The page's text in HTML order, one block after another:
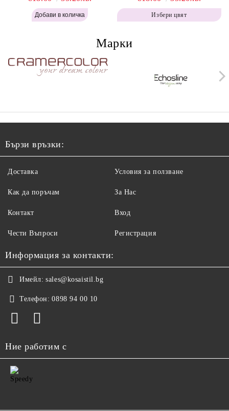
Labor Pro Instant Retouch
Powder - Warm Brown H643
Instant Retouch Powder -
Brown H642
Избери цвят
Марки
Бързи връзки:
Доставка
Как да поръчам
Контакт
Чести Въпроси
Условия за ползване
За Нас
Вход
Регистрация
Информация за контакти:
Имейл: sales@kosaistil.bg
Телефон: 0898 94 00 10
Ние работим с